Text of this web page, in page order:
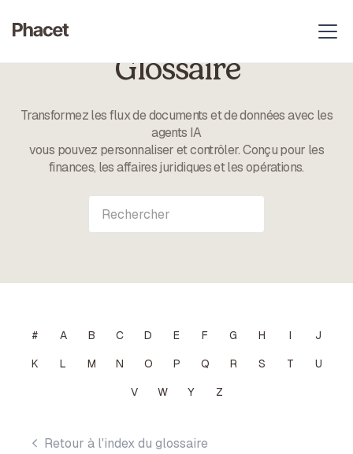
Glossaire
Transformez les flux de documents et de données avec les
agents IA
vous pouvez personnaliser et contrôler. Conçu pour les
finances, les affaires juridiques et les opérations.
# A B C D E F G H I
J
K
L M N O P Q R S T
U
V
W Y Z
Retour à l'index du glossaire